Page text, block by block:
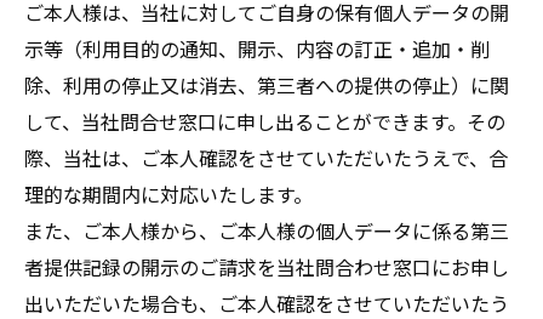
ご本人様は、当社に対してご自身の保有個人データの開
示等（利用目的の通知、開示、内容の訂正・追加・削
除、利用の停止又は消去、第三者への提供の停止）に関
して、当社問合せ窓口に申し出ることができます。その
際、当社は、ご本人確認をさせていただいたうえで、合
理的な期間内に対応いたします。
また、ご本人様から、ご本人様の個人データに係る第三
者提供記録の開示のご請求を当社問合わせ窓口にお申し
出いただいた場合も、ご本人確認をさせていただいたう